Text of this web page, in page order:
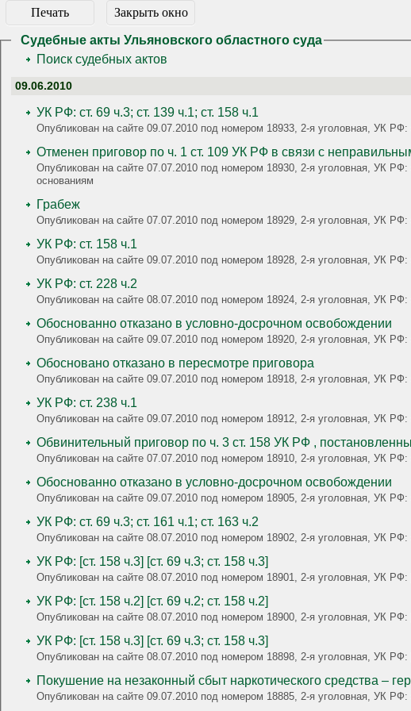
Печать Закрыть окно
Судебные акты Ульяновского областного суда
Поиск судебных актов
09.06.2010
УК РФ: ст. 69 ч.3; ст. 139 ч.1; ст. 158 ч.1
Опубликован на сайте 09.07.2010 под номером 18933, 2-я уголовная, УК
Отменен приговор по ч. 1 ст. 109 УК РФ в связи с
Опубликован на сайте 07.07.2010 под номером 18930, 2-я
основаниям
Грабеж
Опубликован на сайте 07.07.2010 под номером 18929, 2-я уголовная,
УК РФ: ст. 158 ч.1
Опубликован на сайте 09.07.2010 под номером 18928, 2-я уголовная,
УК РФ: ст. 228 ч.2
Опубликован на сайте 08.07.2010 под номером 18924, 2-я уголовная,
Обоснованно отказано в условно-досрочном освобождении
Опубликован на сайте 09.07.2010 под номером 18920, 2-я уголовная, УК
Обосновано отказано в пересмотре приговора
Опубликован на сайте 09.07.2010 под номером 18918, 2-я уголовная,
УК РФ: ст. 238 ч.1
Опубликован на сайте 09.07.2010 под номером 18912, 2-я уголовная,
Обвинительный приговор по ч. 3 ст. 158 УК РФ ,
Опубликован на сайте 07.07.2010 под номером 18910, 2-я уголовная,
Обоснованно отказано в условно-досрочном освобождении
Опубликован на сайте 09.07.2010 под номером 18905, 2-я уголовная, УК
УК РФ: ст. 69 ч.3; ст. 161 ч.1; ст. 163 ч.2
Опубликован на сайте 08.07.2010 под номером 18902, 2-я уголовная, УК
УК РФ: [ст. 158 ч.3] [ст. 69 ч.3; ст. 158 ч.3]
Опубликован на сайте 08.07.2010 под номером 18901, 2-я уголовная,
УК РФ: [ст. 158 ч.2] [ст. 69 ч.2; ст. 158 ч.2]
Опубликован на сайте 08.07.2010 под номером 18900, 2-я уголовная,
УК РФ: [ст. 158 ч.3] [ст. 69 ч.3; ст. 158 ч.3]
Опубликован на сайте 08.07.2010 под номером 18898, 2-я уголовная,
Покушение на незаконный сбыт наркотического средства –
Опубликован на сайте 09.07.2010 под номером 18885, 2-я уголовная, УК